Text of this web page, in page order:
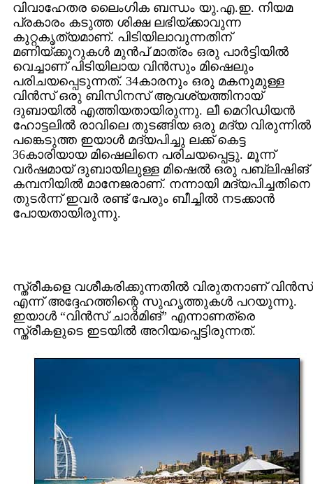
വിവാഹേതര ലൈംഗിക ബന്ധം യു.എ.ഇ. നിയമ
പ്രകാരം കടുത്ത ശിക്ഷ ലഭിയ്ക്കാവുന്ന
കുറ്റകൃത്യമാണ്. പിടിയിലാവുന്നതിന്
മണിയ്ക്കൂറുകള്‍ മുന്‍പ് മാത്രം ഒരു പാര്‍ട്ടിയില്‍
വെച്ചാണ് പിടിയിലായ വിന്‍സും മിഷെലും
പരിചയപ്പെടുന്നത്. 34കാരനും ഒരു മകനുമുള്ള
വിന്‍സ് ഒരു ബിസിനസ് ആവശ്യത്തിനായ്
ദുബായില്‍ എത്തിയതായിരുന്നു. ലീ മെറിഡിയന്‍
ഹോട്ടലില്‍ രാവിലെ തുടങ്ങിയ ഒരു മദ്യ വിരുന്നില്‍
പങ്കെടുത്ത ഇയാള്‍ മദ്യപിച്ചു ലക്ക് കെട്ട
36കാരിയായ മിഷെലിനെ പരിചയപ്പെട്ടു. മൂന്ന്
വര്‍ഷമായ് ദുബായിലുള്ള മിഷെല്‍ ഒരു പബ്ലിഷിങ്
കമ്പനിയില്‍ മാനേജരാണ്. നന്നായി മദ്യപിച്ചതിനെ
തുടര്‍ന്ന് ഇവര്‍ രണ്ട് പേരും ബീച്ചില്‍ നടക്കാന്‍
പോയതായിരുന്നു.
സ്ത്രീകളെ വശീകരിക്കുന്നതില്‍ വിരുതനാണ് വിന്‍സ്
എന്ന് അദ്ദേഹത്തിന്റെ സുഹൃത്തുകള്‍ പറയുന്നു.
ഇയാള്‍ “വിന്‍സ് ചാര്‍മിങ്” എന്നാണത്രെ
സ്ത്രീകളുടെ ഇടയില്‍ അറിയപ്പെട്ടിരുന്നത്.